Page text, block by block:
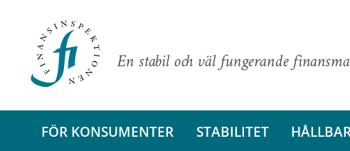
En stabil och väl fungerande
FÖR KONSUMENTER STABILITET